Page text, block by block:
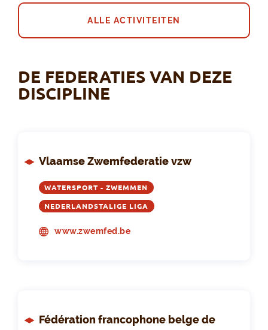
ALLE ACTIVITEITEN
DE FEDERATIES VAN DEZE
DISCIPLINE
Vlaamse Zwemfederatie vzw
WATERSPORT - ZWEMMEN
NEDERLANDSTALIGE LIGA
www.zwemfed.be
Fédération francophone belge de